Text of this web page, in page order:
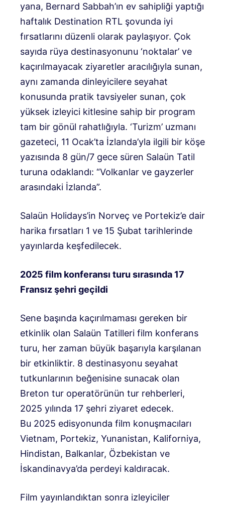
yana, Bernard Sabbah’ın ev sahipliği yaptığı
haftalık Destination RTL şovunda iyi
fırsatlarını düzenli olarak paylaşıyor. Çok
sayıda rüya destinasyonunu ‘noktalar’ ve
kaçırılmayacak ziyaretler aracılığıyla sunan,
aynı zamanda dinleyicilere seyahat
konusunda pratik tavsiyeler sunan, çok
yüksek izleyici kitlesine sahip bir program
tam bir gönül rahatlığıyla. ‘Turizm’ uzmanı
gazeteci, 11 Ocak’ta İzlanda’yla ilgili bir köşe
yazısında 8 gün/7 gece süren Salaün Tatil
turuna odaklandı: “Volkanlar ve gayzerler
arasındaki İzlanda”.
Salaün Holidays’in Norveç ve Portekiz’e dair
harika fırsatları 1 ve 15 Şubat tarihlerinde
yayınlarda keşfedilecek.
2025 film konferansı turu sırasında 17
Fransız şehri geçildi
Sene başında kaçırılmaması gereken bir
etkinlik olan Salaün Tatilleri film konferans
turu, her zaman büyük başarıyla karşılanan
bir etkinliktir. 8 destinasyonu seyahat
tutkunlarının beğenisine sunacak olan
Breton tur operatörünün tur rehberleri,
2025 yılında 17 şehri ziyaret edecek.
Bu 2025 edisyonunda film konuşmacıları
Vietnam, Portekiz, Yunanistan, Kaliforniya,
Hindistan, Balkanlar, Özbekistan ve
İskandinavya’da perdeyi kaldıracak.
Film yayınlandıktan sonra izleyiciler